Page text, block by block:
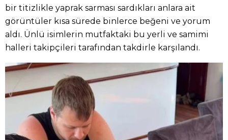
bir titizlikle yaprak sarması sardıkları anlara ait
görüntüler kısa sürede binlerce beğeni ve yorum
aldı. Ünlü isimlerin mutfaktaki bu yerli ve samimi
halleri takipçileri tarafından takdirle karşılandı.